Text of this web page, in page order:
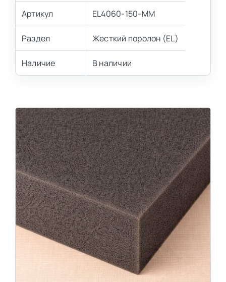
Артикул EL4060-150-MM
Раздел Жесткий поролон (EL)
Наличие В наличии